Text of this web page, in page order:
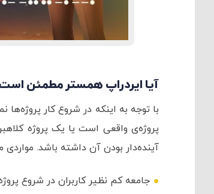
آیا ایردراپ همستر مطمئن
با توجه به اینکه در شروع کار
پروژه‌ی واقعی است یا یک پروژه
آینده‌دار بودن آن داشته باشد. مواردی
جامعه کم نظیر کاربران در شروع پروژه (بیش از 100